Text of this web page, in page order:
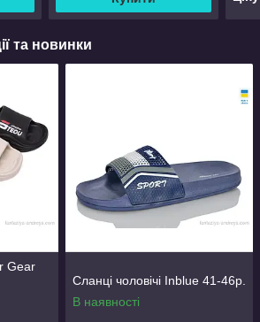
та новинки
Gear
Сланці чоловічі Inblue 41-46р.
В наявності